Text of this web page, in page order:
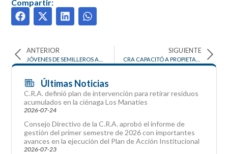
Compartir:
ANTERIOR SIGUIENTE
Últimas Noticias
C.R.A. definió plan de intervención para retirar residuos
acumulados en la ciénaga Los Manatíes
2026-07-24
Consejo Directivo de la C.R.A. aprobó el informe de
gestión del primer semestre de 2026 con importantes
avances en la ejecución del Plan de Acción Institucional
2026-07-23